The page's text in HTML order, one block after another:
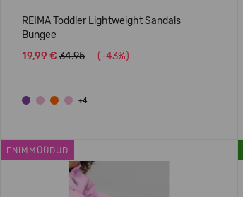
REIMA Toddler Lightweight Sandals
Bungee
19,99 € 34.95 (-43%)
+4
ENIMMÜÜDUD